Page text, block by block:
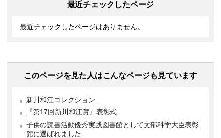
最近チェックしたページ
最近チェックしたページはありません。
このページを見た人はこんなページも見ています
新川和江コレクション
『第17回新川和江賞』表彰式
子供の読書活動優秀実践図書館として文部科学大臣表彰
館に選ばれました